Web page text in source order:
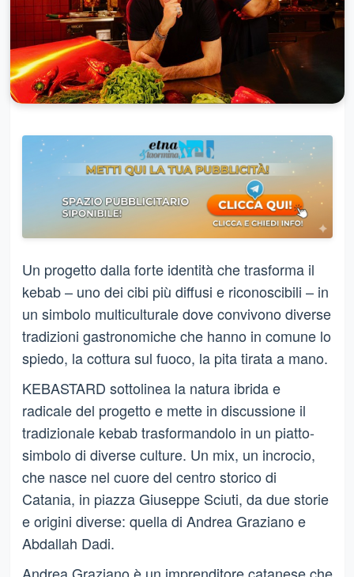
Un progetto dalla forte identità che trasforma il
kebab – uno dei cibi più diffusi e riconoscibili – in
un simbolo multiculturale dove convivono diverse
tradizioni gastronomiche che hanno in comune lo
spiedo, la cottura sul fuoco, la pita tirata a mano.
KEBASTARD sottolinea la natura ibrida e
radicale del progetto e mette in discussione il
tradizionale kebab trasformandolo in un piatto-
simbolo di diverse culture. Un mix, un incrocio,
che nasce nel cuore del centro storico di
Catania, in piazza Giuseppe Sciuti, da due storie
e origini diverse: quella di Andrea Graziano e
Abdallah Dadi.